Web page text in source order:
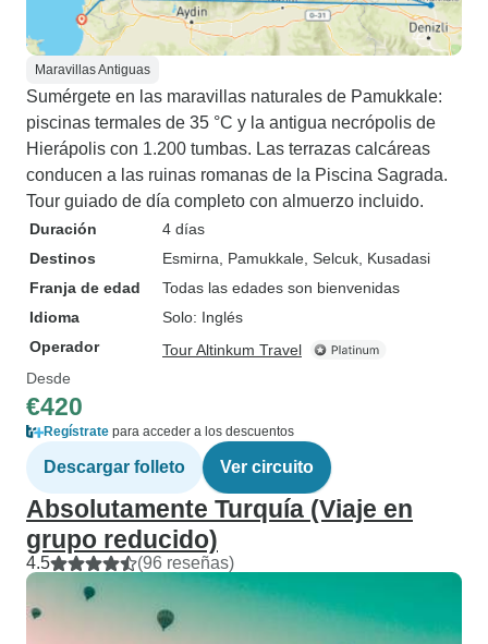
Maravillas Antiguas
Sumérgete en las maravillas naturales de Pamukkale:
piscinas termales de 35 °C y la antigua necrópolis de
Hierápolis con 1.200 tumbas. Las terrazas calcáreas
conducen a las ruinas romanas de la Piscina Sagrada.
Tour guiado de día completo con almuerzo incluido.
Duración
4 días
Destinos
Esmirna , Pamukkale , Selcuk , Kusadasi
Franja de edad
Todas las edades son bienvenidas
Idioma
Solo: Inglés
Operador
Tour Altinkum Travel
Desde
€420
Regístrate para acceder a los descuentos
Descargar folleto Ver circuito
Absolutamente Turquía (Viaje en
grupo reducido)
4.5 (96 reseñas)